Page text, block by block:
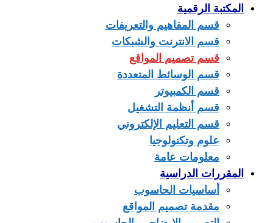
المكتبة الرقمية
قسم المفاهيم والتعريفات
قسم الانترنت والشبكات
قسم تصميم المواقع
قسم الوسائط المتعددة
قسم الكمبيوتر
قسم أنظمة التشغيل
قسم التعليم الإلكتروني
علوم وتكنولوجيا
معلومات عامة
المقررات الدراسية
أساسيات الحاسوب
مقدمة تصميم المواقع